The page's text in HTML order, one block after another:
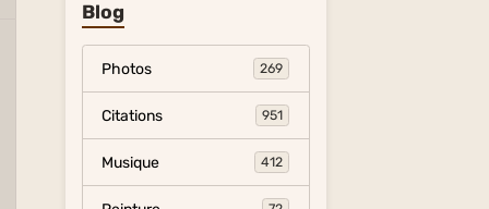
Blog
Photos 269
Citations 951
Musique 412